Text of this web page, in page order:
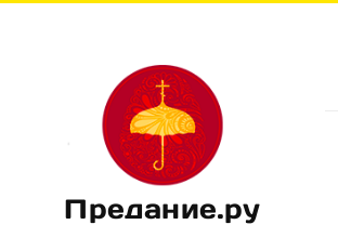
Предание.ру